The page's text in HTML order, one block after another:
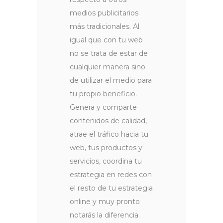
medios publicitarios
más tradicionales. Al
igual que con tu web
no se trata de estar de
cualquier manera sino
de utilizar el medio para
tu propio beneficio.
Genera y comparte
contenidos de calidad,
atrae el tráfico hacia tu
web, tus productos y
servicios, coordina tu
estrategia en redes con
el resto de tu estrategia
online y muy pronto
notarás la diferencia.